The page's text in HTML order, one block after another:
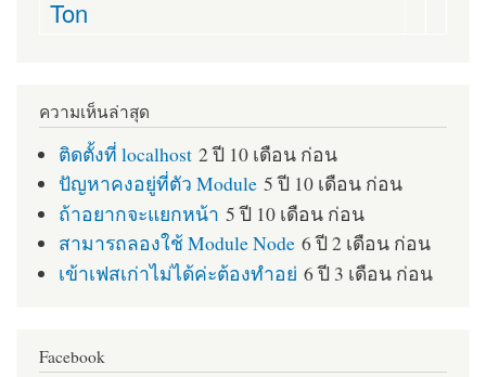
Ton
ความเห็นล่าสุด
ติดตั้งที่ localhost 2 ปี 10 เดือน ก่อน
ปัญหาคงอยู่ที่ตัว Module 5 ปี 10 เดือน ก่อน
ถ้าอยากจะแยกหน้า 5 ปี 10 เดือน ก่อน
สามารถลองใช้ Module Node 6 ปี 2 เดือน ก่อน
เข้าเฟสเก่าไม่ได้ค่ะต้องทำอย่ 6 ปี 3 เดือน ก่อน
Facebook